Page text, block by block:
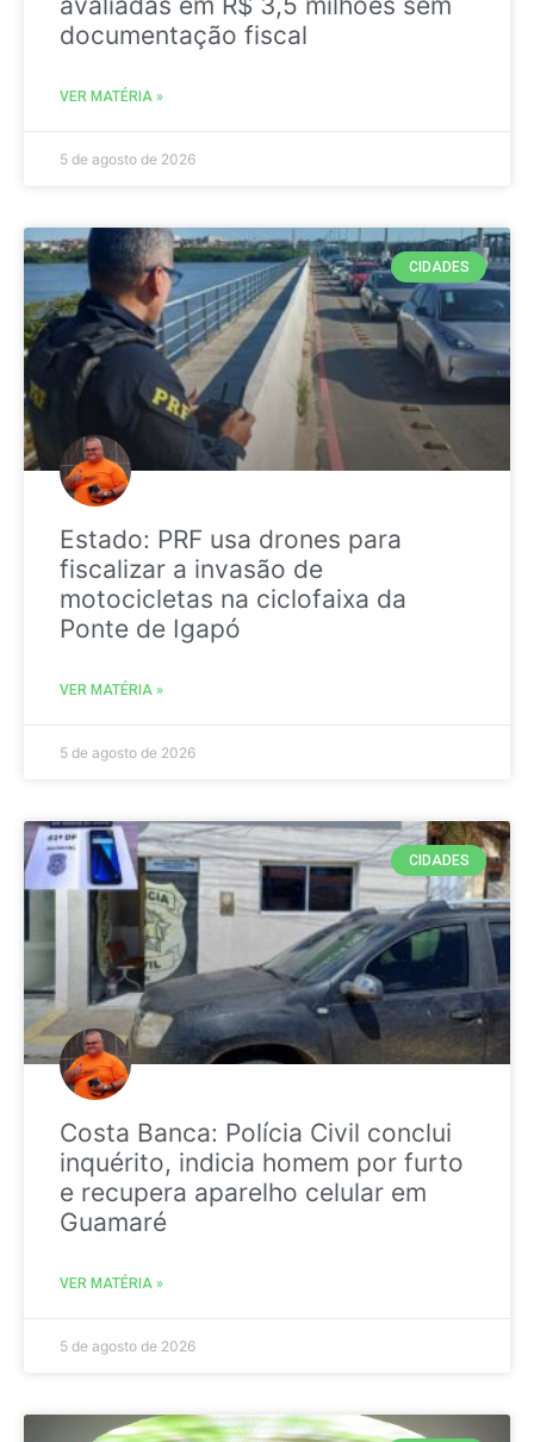
documentação fiscal
VER MATÉRIA »
5 de agosto de 2026
CIDADES
Estado: PRF usa drones para
fiscalizar a invasão de
motocicletas na ciclofaixa da
Ponte de Igapó
VER MATÉRIA »
5 de agosto de 2026
CIDADES
Costa Banca: Polícia Civil conclui
inquérito, indicia homem por furto
e recupera aparelho celular em
Guamaré
VER MATÉRIA »
5 de agosto de 2026